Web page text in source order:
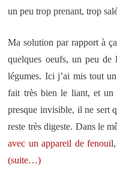
un peu trop prenant, trop
Ma solution par rapport à
quelques oeufs, un peu de
légumes. Ici j’ai mis tout
fait très bien le liant, et un
presque invisible, il ne sert
reste très digeste. Dans le
avec un appareil de fenoui
(suite…)